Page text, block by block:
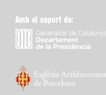
Amb el suport de: